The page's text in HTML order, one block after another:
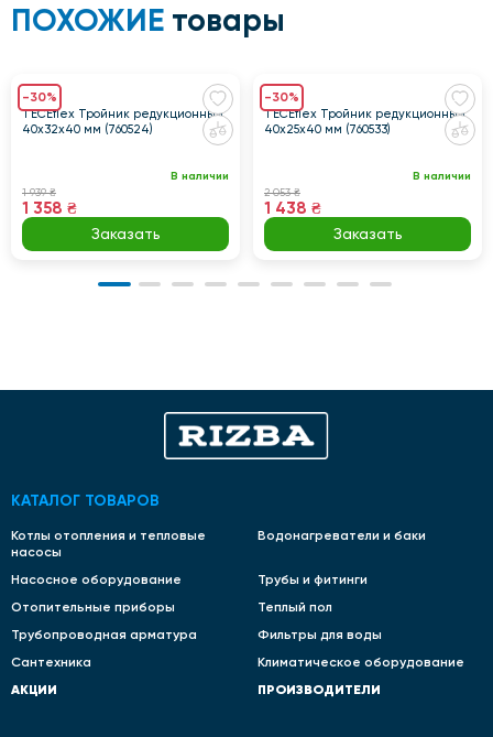
ПОХОЖИЕ товары
-30%
TECEflex Тройник редукционный
40х32х40 мм (760524)
В наличии
1 939 ₴
1 358 ₴
Заказать
-30%
TECEflex Тройник редукционный
40х25х40 мм (760533)
В наличии
2 053 ₴
1 438 ₴
Заказать
КАТАЛОГ ТОВАРОВ
Котлы отопления и тепловые
насосы
Водонагреватели и баки
Насосное оборудование
Трубы и фитинги
Отопительные приборы
Теплый пол
Трубопроводная арматура
Фильтры для воды
Сантехника
Климатическое оборудование
АКЦИИ ПРОИЗВОДИТЕЛИ